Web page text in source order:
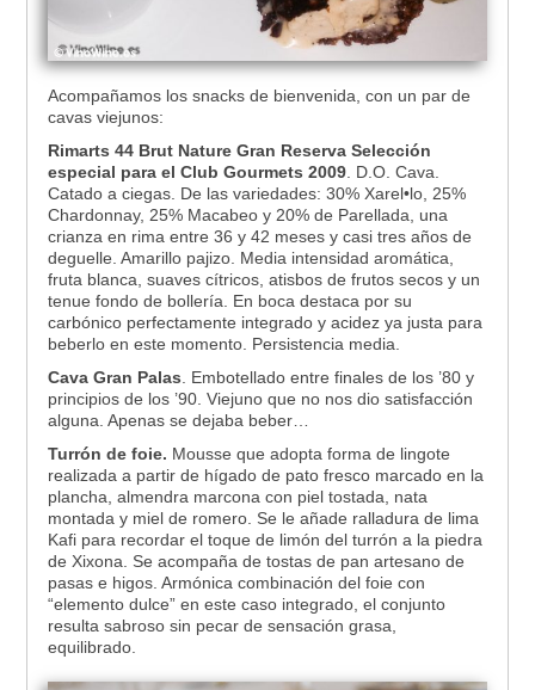
Acompañamos los snacks de bienvenida, con un par de
cavas viejunos:
Rimarts 44 Brut Nature Gran Reserva Selección
especial para el Club Gourmets 2009. D.O. Cava.
Catado a ciegas. De las variedades: 30% Xarel•lo, 25%
Chardonnay, 25% Macabeo y 20% de Parellada, una
crianza en rima entre 36 y 42 meses y casi tres años de
deguelle. Amarillo pajizo. Media intensidad aromática,
fruta blanca, suaves cítricos, atisbos de frutos secos y un
tenue fondo de bollería. En boca destaca por su
carbónico perfectamente integrado y acidez ya justa para
beberlo en este momento. Persistencia media.
Cava Gran Palas . Embotellado entre finales de los ’80 y
principios de los ’90. Viejuno que no nos dio satisfacción
alguna. Apenas se dejaba beber…
Turrón de foie. Mousse que adopta forma de lingote
realizada a partir de hígado de pato fresco marcado en la
plancha, almendra marcona con piel tostada, nata
montada y miel de romero. Se le añade ralladura de lima
Kafi para recordar el toque de limón del turrón a la piedra
de Xixona. Se acompaña de tostas de pan artesano de
pasas e higos. Armónica combinación del foie con
“elemento dulce” en este caso integrado, el conjunto
resulta sabroso sin pecar de sensación grasa,
equilibrado.